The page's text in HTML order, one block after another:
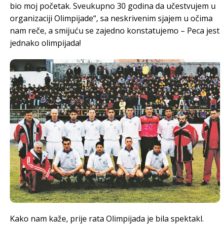
bio moj početak. Sveukupno 30 godina da učestvujem u
organizaciji Olimpijade“, sa neskrivenim sjajem u očima
nam reče, a smijuću se zajedno konstatujemo – Peca jest
jednako olimpijada!
Kako nam kaže, prije rata Olimpijada je bila spektakl.